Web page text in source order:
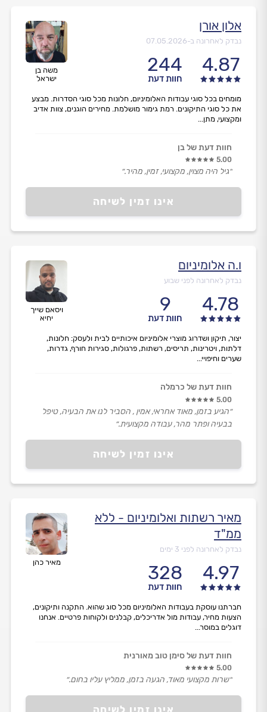
משה בן
ישראל
אלון אורן
נבדק לאחרונה ב-07.05.2026
4.87
244
חוות דעת
אינו זמין לשיחה
מומחים בכל סוגי עבודות האלומיניום, חלונות מכל סוגי הסדרות. מבצע
את כל סוגי התיקונים. רמת גימור מושלמת. מחירים הוגנים, צוות אדיב
ומקצועי, מתן...
חוות דעת של בן
5.00
״גיל היה מצוין, מקצועי, זמין, מהיר.״
ויסאם שייך
יחיא
ו.ה אלומיניום
נבדק לאחרונה לפני שבוע
4.78
9
חוות דעת
אינו זמין לשיחה
יצור, תיקון ושדרוג מוצרי אלומיניום איכותיים לבית ולעסק: חלונות,
דלתות, ויטרינות, תריסים, רשתות, פרגולות, סגירות חורף, גדרות,
שערים וחיפויי...
חוות דעת של כרמלה
5.00
״הגיע בזמן, מאוד אחראי, אמין , הסביר לנו את הבעיה, טיפל
בבעיה ופתר מהר, עבודה מקצועית.״
מאיר כהן
מאיר רשתות ואלומיניום - ללא
ממ"ד
נבדק לאחרונה לפני 3 ימים
4.97
328
חוות דעת
אינו זמין לשיחה
חברתנו עוסקת בעבודות האלומיניום מכל סוג שהוא. התקנה ותיקונים,
הצעות מחיר, עבודות מול אדריכלים, קבלנים ולקוחות פרטיים. אנחנו
דוגלים במוסר...
חוות דעת של סימן טוב מאורנית
5.00
״שרות מקצועי מאוד, הגעה בזמן, ממליץ עליו בחום.״